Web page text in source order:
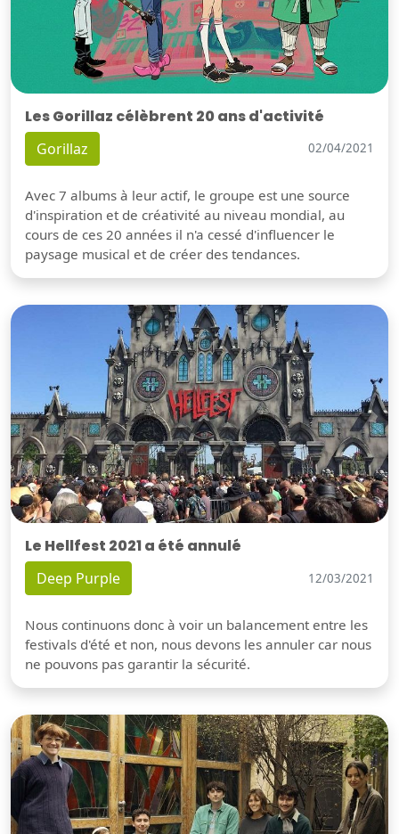
Les Gorillaz célèbrent 20 ans d'activité
Gorillaz 02/04/2021
Avec 7 albums à leur actif, le groupe est une source
d'inspiration et de créativité au niveau mondial, au
cours de ces 20 années il n'a cessé d'influencer le
paysage musical et de créer des tendances.
Le Hellfest 2021 a été annulé
Deep Purple 12/03/2021
Nous continuons donc à voir un balancement entre les
festivals d'été et non, nous devons les annuler car nous
ne pouvons pas garantir la sécurité.